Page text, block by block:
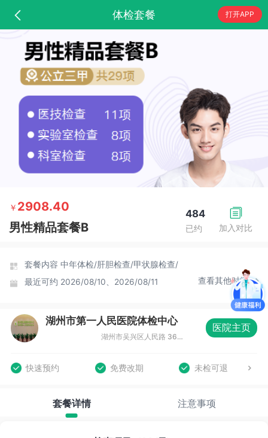
体检套餐 打开APP
加入对比
484
已约
￥ 2908.40
男性精品套餐B
套餐内容 中年体检/肝胆检查/甲状腺检查/
最近可约 2026/08/10、2026/08/11 查看其他时间
湖州市第一人民医院体检中心
湖州市吴兴区人民路 368号爱山广场5号5楼(银都电影院同一幢）
医院主页
快速预约 免费改期 未检可退
套餐详情 注意事项